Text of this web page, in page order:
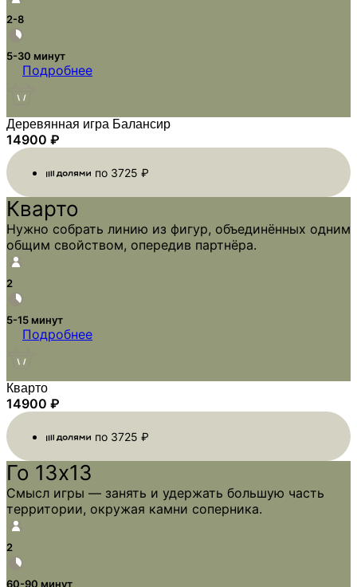
2-8
5-30 минут
Подробнее
Деревянная игра Балансир
14900 ₽
по 3725 ₽
Кварто
Нужно собрать линию из фигур, объединённых одним
общим свойством, опередив партнёра.
2
5-15 минут
Подробнее
Кварто
14900 ₽
по 3725 ₽
Го 13х13
Смысл игры — занять и удержать большую часть
территории, окружая камни соперника.
2
60-90 минут